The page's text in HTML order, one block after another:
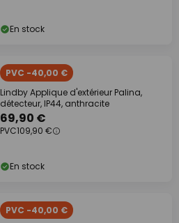
En stock
PVC -40,00 €
Lindby Applique d'extérieur Palina,
détecteur, IP44, anthracite
69,90 €
PVC109,90 €
En stock
PVC -40,00 €